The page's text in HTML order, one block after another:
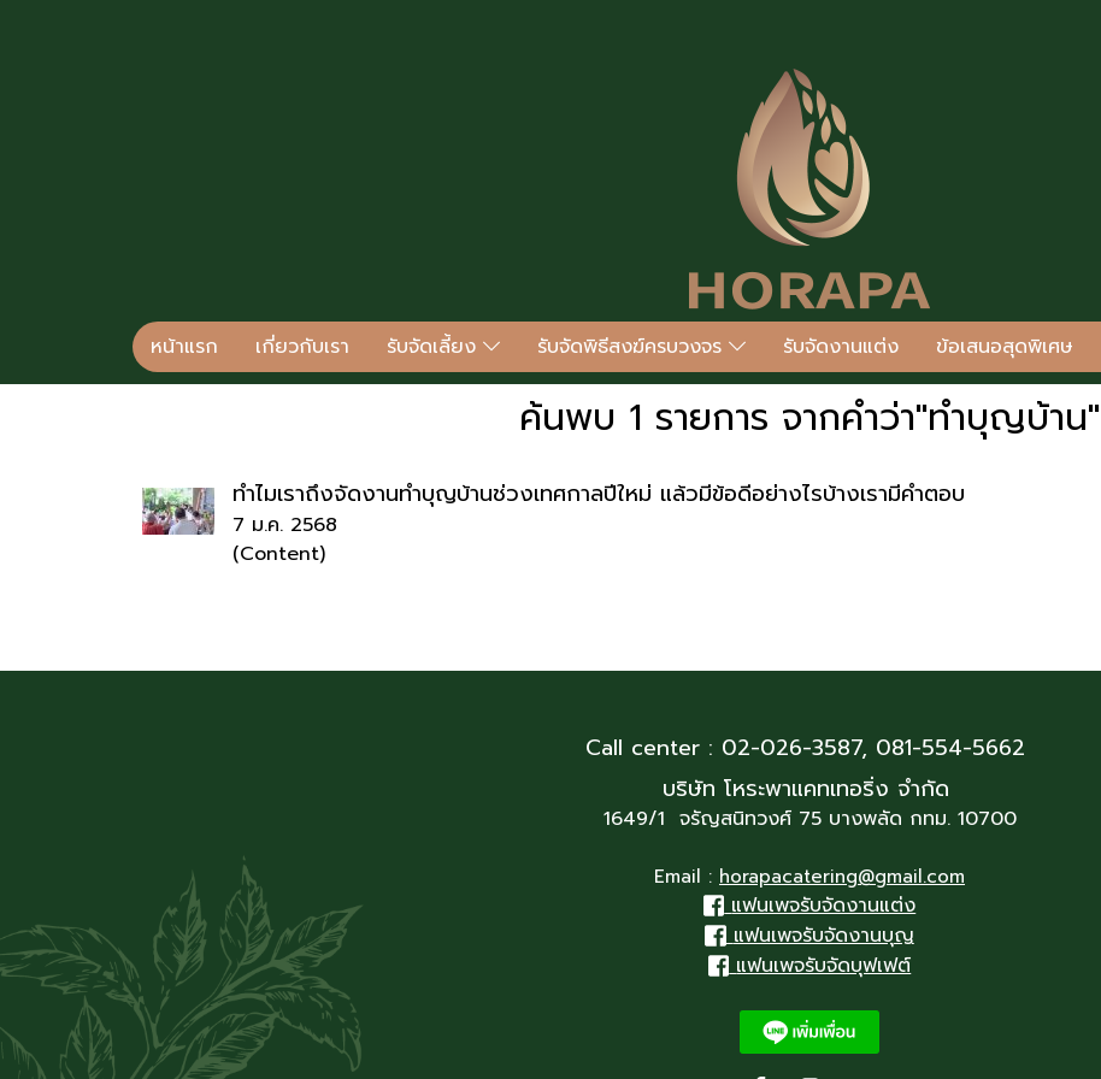
หน้าแรก เกี่ยวกับเรา รับจัดเลี้ยง รับจัดพิธีสงฆ์ครบวงจร รับจัดงานแต่ง ข้อเสนอสุดพิเศษ
ค้นพบ 1 รายการ จากคำว่า"ทำบุญบ้าน"
ทำไมเราถึงจัดงานทำบุญบ้านช่วงเทศกาลปีใหม่ แล้วมีข้อดีอย่างไรบ้างเรามีคำตอบ
7 ม.ค. 2568
(Content)
Call center : 02-026-3587, 081-554-5662
บริษัท โหระพาแคทเทอริ่ง จำกัด
1649/1 จรัญสนิทวงศ์ 75 บางพลัด กทม. 10700
Email : horapacatering@gmail.com
แฟนเพจรับจัดงานแต่ง
แฟนเพจรับจัดงานบุญ
แฟนเพจรับจัดบุฟเฟต์